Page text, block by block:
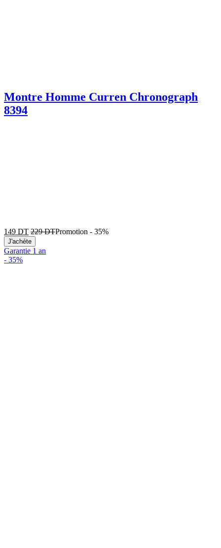
Montre Homme Curren Chronograph
8394
149 DT 229DTPromotion - 35%
J'achète
Garantie 1 an
- 35%